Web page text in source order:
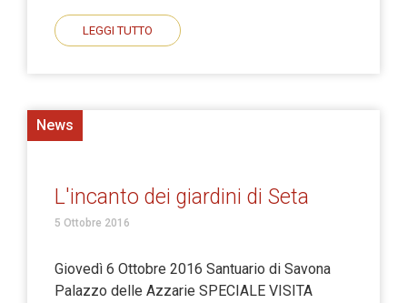
LEGGI TUTTO
News
L'incanto dei giardini di Seta
5 Ottobre 2016
Giovedì 6 Ottobre 2016 Santuario di Savona
Palazzo delle Azzarie SPECIALE VISITA